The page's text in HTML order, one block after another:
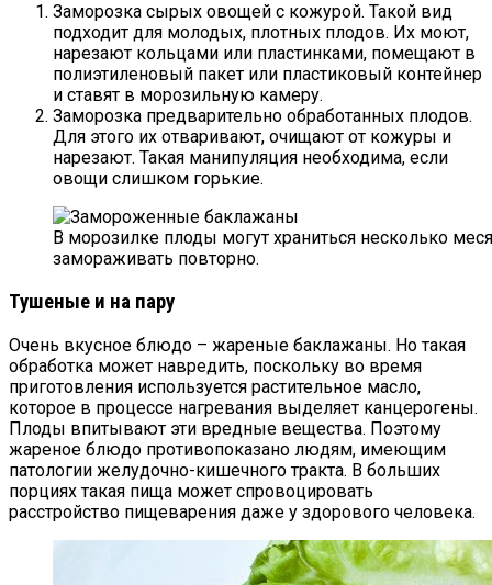
Заморозка сырых овощей с кожурой. Такой вид
подходит для молодых, плотных плодов. Их моют,
нарезают кольцами или пластинками, помещают в
полиэтиленовый пакет или пластиковый контейнер
и ставят в морозильную камеру.
Заморозка предварительно обработанных плодов.
Для этого их отваривают, очищают от кожуры и
нарезают. Такая манипуляция необходима, если
овощи слишком горькие.
В морозилке плоды могут храниться несколько
замораживать повторно.
Тушеные и на пару
Очень вкусное блюдо – жареные баклажаны. Но такая
обработка может навредить, поскольку во время
приготовления используется растительное масло,
которое в процессе нагревания выделяет канцерогены.
Плоды впитывают эти вредные вещества. Поэтому
жареное блюдо противопоказано людям, имеющим
патологии желудочно-кишечного тракта. В больших
порциях такая пища может спровоцировать
расстройство пищеварения даже у здорового человека.